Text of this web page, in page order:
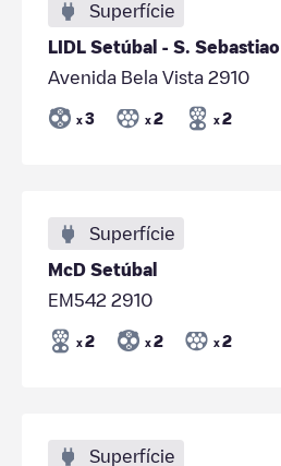
Superfície
LIDL Setúbal - S. Sebastiao
Avenida Bela Vista 2910
x 3 x 2 x 2
Superfície
McD Setúbal
EM542 2910
x 2 x 2 x 2
Superfície